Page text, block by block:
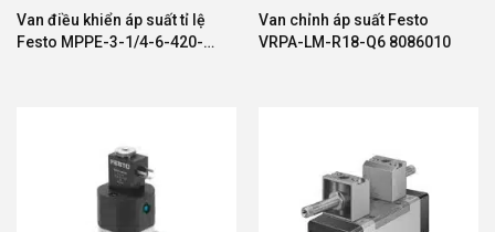
Van điều khiển áp suất tỉ lệ
Festo MPPE-3-1/4-6-420-B
Van chỉnh áp suất Festo
VRPA-LM-R18-Q6 8086010